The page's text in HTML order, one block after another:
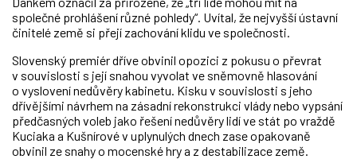
společné prohlášení různé pohledy“. Uvítal, že nejvyšší ústavní
činitelé země si přejí zachování klidu ve společnosti.
Slovenský premiér dříve obvinil opozici z pokusu o převrat
v souvislosti s její snahou vyvolat ve sněmovně hlasování
o vyslovení nedůvěry kabinetu. Kisku v souvislosti s jeho
dřívějšími návrhem na zásadní rekonstrukci vlády nebo vypsání
předčasných voleb jako řešení nedůvěry lidí ve stát po vraždě
Kuciaka a Kušnírové v uplynulých dnech zase opakovaně
obvinil ze snahy o mocenské hry a z destabilizace země.